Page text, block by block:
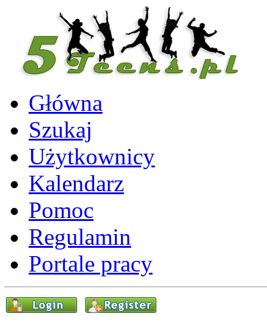
Główna
Szukaj
Użytkownicy
Kalendarz
Pomoc
Regulamin
Portale pracy